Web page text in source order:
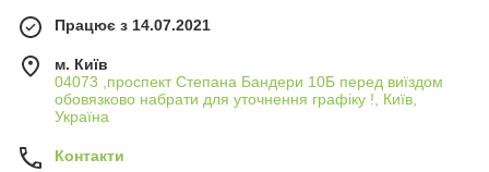
Працює з 14.07.2021
м. Київ
04073 ,проспект Степана Бандери 10Б перед виїздом
обовязково набрати для уточнення графіку !, Київ,
Україна
Контакти